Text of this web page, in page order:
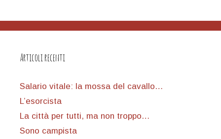
Articoli recenti
Salario vitale: la mossa del cavallo…
L’esorcista
La città per tutti, ma non troppo…
Sono campista